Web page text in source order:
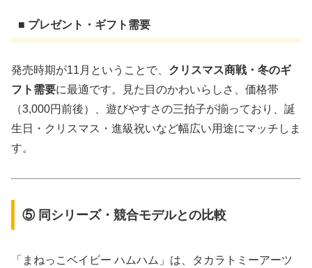
■ プレゼント・ギフト需要
発売時期が11月ということで、 クリスマス商戦・冬のギ
フト需要に最適です。見た目のかわいらしさ、価格帯
（3,000円前後）、遊びやすさの三拍子が揃っており、誕
生日・クリスマス・進級祝いなど幅広い用途にマッチしま
す。
⑤ 同シリーズ・競合モデルとの比較
「まねっこベイビー ハムハム」は、タカラトミーアーツ